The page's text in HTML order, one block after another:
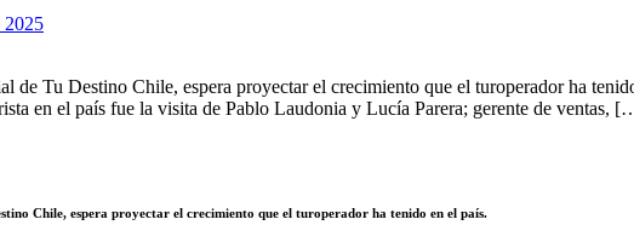
2025
de Tu Destino Chile, espera proyectar el crecimiento que el turoperador ha
en el país fue la visita de Pablo Laudonia y Lucía Parera; gerente de ventas,
Chile, espera proyectar el crecimiento que el turoperador ha tenido en el país.